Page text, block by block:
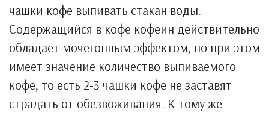
чашки кофе выпивать стакан воды.
Содержащийся в кофе кофеин действительно
обладает мочегонным эффектом, но при этом
имеет значение количество выпиваемого
кофе, то есть 2-3 чашки кофе не заставят
страдать от обезвоживания. К тому же